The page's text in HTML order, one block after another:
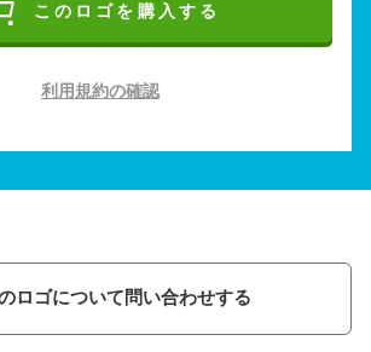
このロゴを購入する
利用規約の確認
ロゴについて問い合わせする